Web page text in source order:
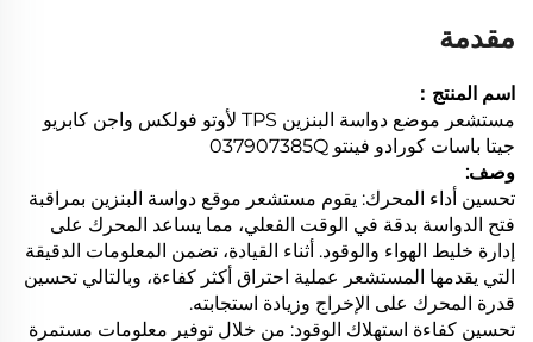
مقدمة
اسم المنتج：
مستشعر موضع دواسة البنزين TPS لأوتو فولكس واجن كابريو
جيتا باسات كورادو فينتو 037907385Q
وصف:
تحسين أداء المحرك: يقوم مستشعر موقع دواسة البنزين بمراقبة
فتح الدواسة بدقة في الوقت الفعلي، مما يساعد المحرك على
إدارة خليط الهواء والوقود. أثناء القيادة، تضمن المعلومات الدقيقة
التي يقدمها المستشعر عملية احتراق أكثر كفاءة، وبالتالي تحسين
قدرة المحرك على الإخراج وزيادة استجابته.
تحسين كفاءة استهلاك الوقود: من خلال توفير معلومات مستمرة